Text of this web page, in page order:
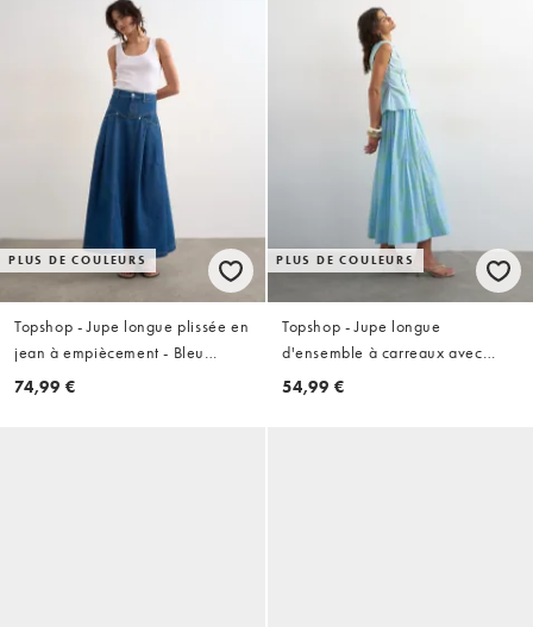
PLUS DE COULEURS
Topshop - Jupe longue plissée en
jean à empiècement - Bleu
intense
74,99 €
PLUS DE COULEURS
Topshop - Jupe longue
d'ensemble à carreaux avec
taille basse en V - Bleu
54,99 €